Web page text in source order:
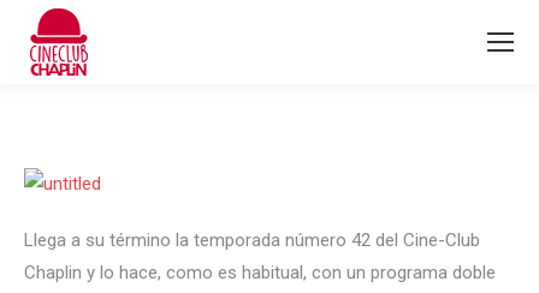
Llega a su término la temporada número 42 del Cine-Club
Chaplin y lo hace, como es habitual, con un programa doble